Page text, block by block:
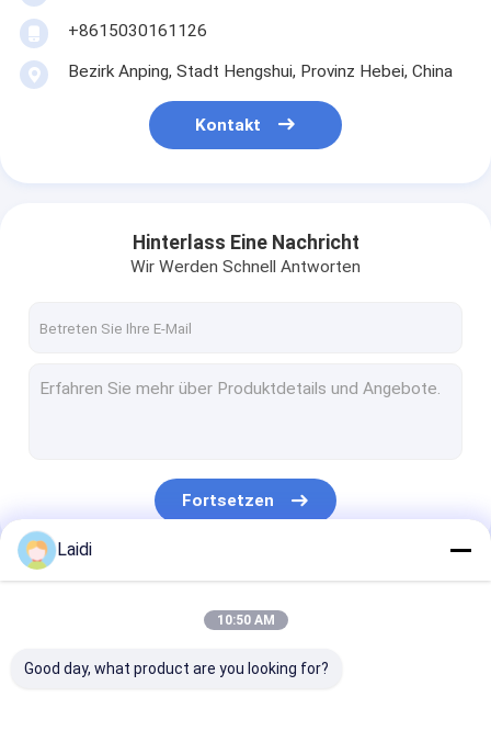
+8615030161126
Bezirk Anping, Stadt Hengshui, Provinz Hebei, China
Kontakt
Hinterlass Eine Nachricht
Wir Werden Schnell Antworten
Fortsetzen
Unsere Kategorien
Laidi
10:50 AM
Good day, what product are you looking for?